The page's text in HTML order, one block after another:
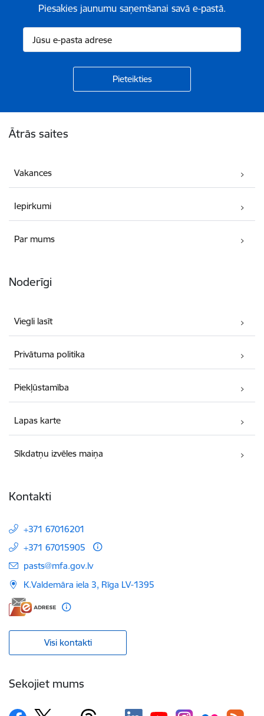
Piesakies jaunumu saņemšanai savā e-pastā.
Ātrās saites
Vakances
Iepirkumi
Par mums
Noderīgi
Viegli lasīt
Privātuma politika
Piekļūstamība
Lapas karte
Sīkdatņu izvēles maiņa
Kontakti
+371 67016201
+371 67015905
E-pasts:
pasts@mfa.gov.lv
K.Valdemāra iela 3, Rīga LV-1395
Visi kontakti
Sekojiet mums